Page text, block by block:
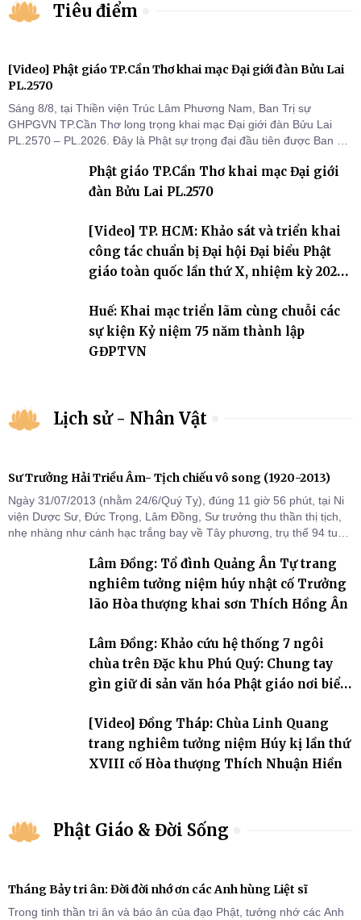
Tiêu điểm
[Video] Phật giáo TP.Cần Thơ khai mạc Đại giới đàn Bửu Lai
PL.2570
Sáng 8/8, tại Thiền viện Trúc Lâm Phương Nam, Ban Trị sự
GHPGVN TP.Cần Thơ long trọng khai mạc Đại giới đàn Bửu Lai
PL.2570 – PL.2026. Đây là Phật sự trọng đại đầu tiên được Ban Trị
thứ I, thể hiện sự quan tâm đối với công tác truyền giới, đào tạo
Tăng tài và tiếp nối mạng mạch Tăng-g
Phật giáo TP.Cần Thơ khai mạc Đại giới
đàn Bửu Lai PL.2570
[Video] TP. HCM: Khảo sát và triển khai
công tác chuẩn bị Đại hội Đại biểu Phật
giáo toàn quốc lần thứ X, nhiệm kỳ 2026-
Huế: Khai mạc triển lãm cùng chuỗi các
sự kiện Kỷ niệm 75 năm thành lập
GĐPTVN
Lịch sử - Nhân Vật
Sư Trưởng Hải Triều Âm- Tịch chiếu vô song (1920-2013)
Ngày 31/07/2013 (nhằm 24/6/Quý Tỵ), đúng 11 giờ 56 phút, tại Ni
viện Dược Sư, Đức Trọng, Lâm Đồng, Sư trưởng thu thần thị tịch,
nhẹ nhàng như cánh hạc trắng bay về Tây phương, trụ thế 94 tuổi
Lâm Đồng: Tổ đình Quảng Ân Tự trang
nghiêm tưởng niệm húy nhật cố Trưởng
lão Hòa thượng khai sơn Thích Hồng Ân
Lâm Đồng: Khảo cứu hệ thống 7 ngôi
chùa trên Đặc khu Phú Quý: Chung tay
gìn giữ di sản văn hóa Phật giáo nơi biển
[Video] Đồng Tháp: Chùa Linh Quang
trang nghiêm tưởng niệm Húy kị lần thứ
XVIII cố Hòa thượng Thích Nhuận Hiền
Phật Giáo & Đời Sống
Tháng Bảy tri ân: Đời đời nhớ ơn các Anh hùng Liệt sĩ
Trong tinh thần tri ân và báo ân của đạo Phật, tưởng nhớ các Anh